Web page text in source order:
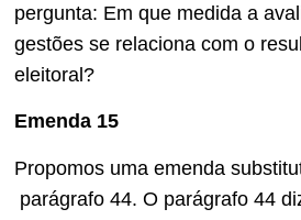
pergunta: Em que medida a
gestões se relaciona com o
eleitoral?
Emenda 15
Propomos uma emenda
parágrafo 44. O parágrafo 44